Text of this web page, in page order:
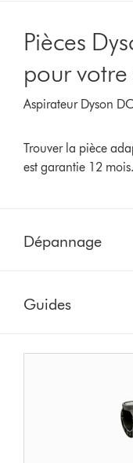
Pièces
pour
Aspirateur Dyson
Trouver la pièce
est garantie 12 mois.
Dépannage
Guides